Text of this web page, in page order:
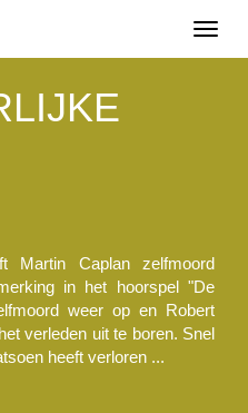
Martin Caplan zelfmoord
in het hoorspel "De
weer op en Robert
verleden uit te boren. Snel
heeft verloren ...